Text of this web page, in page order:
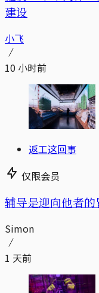
建设
小飞
10 小时前
返工这回事
仅限会员
辅导是迎向他者
Simon
1 天前